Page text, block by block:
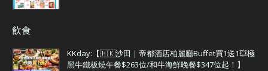
飲食
KKday:【🇭🇰沙田｜帝都酒店柏麗廳Buffet買1送1💥極
黑牛鐵板燒午餐$263位/和牛海鮮晚餐$347位起！】